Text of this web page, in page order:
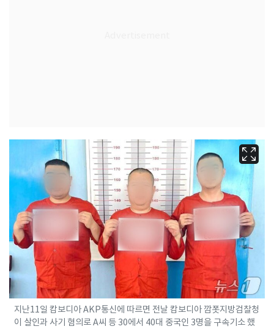
지난11일 캄보디아 AKP통신에 따르면 전날 캄보디아 깜폿지방검찰청
이 살인과 사기 혐의로 A씨 등 30에서 40대 중국인 3명을 구속기소 했